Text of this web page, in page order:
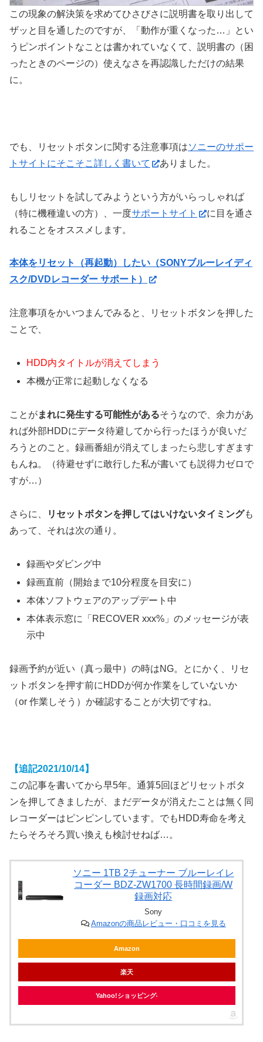
この現象の解決策を求めてひさびさに説明書を取り出して
ザッと目を通したのですが、「動作が重くなった…」とい
うピンポイントなことは書かれていなくて、説明書の（困
ったときのページの）使えなさを再認識しただけの結果
に。
でも、リセットボタンに関する注意事項はソニーのサポー
トサイトにそこそこ詳しく書いて
ありました。
もしリセットを試してみようという方がいらっしゃれば
（特に機種違いの方）、一度サポートサイト
に目を通さ
れることをオススメします。
本体をリセット（再起動）したい（SONYブルーレイディ
スク/DVDレコーダー サポート）
注意事項をかいつまんでみると、リセットボタンを押した
ことで、
HDD内タイトルが消えてしまう
本機が正常に起動しなくなる
ことがまれに発生する可能性があるそうなので、余力があ
れば外部HDDにデータ待避してから行ったほうが良いだ
ろうとのこと。録画番組が消えてしまったら悲しすぎます
もんね。（待避せずに敢行した私が書いても説得力ゼロで
すが…）
さらに、 リセットボタンを押してはいけないタイミングも
あって、それは次の通り。
録画やダビング中
録画直前（開始まで10分程度を目安に）
本体ソフトウェアのアップデート中
本体表示窓に「RECOVER xxx%」のメッセージが表
示中
録画予約が近い（真っ最中）の時はNG。とにかく、リセ
ットボタンを押す前にHDDが何か作業をしていないか
（or 作業しそう）か確認することが大切ですね。
【追記2021/10/14】
この記事を書いてから早5年。通算5回ほどリセットボタ
ンを押してきましたが、まだデータが消えたことは無く同
レコーダーはピンピンしています。でもHDD寿命を考え
たらそろそろ買い換えも検討せねば…。
ソニー 1TB 2チューナー ブルーレイレ
コーダー BDZ-ZW1700 長時間録画/W
録画対応
Sony
Amazonの商品レビュー・口コミを見る
Amazon
楽天
Yahoo!ショッピング